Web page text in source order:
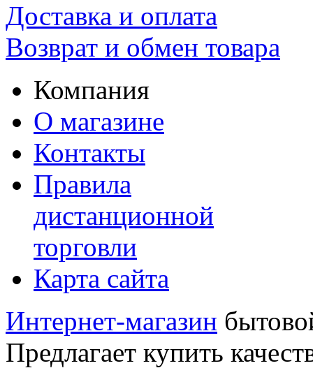
Доставка и оплата
Возврат и обмен товара
Компания
О магазине
Контакты
Правила
дистанционной
торговли
Карта сайта
Интернет-магазин
Предлагает купить